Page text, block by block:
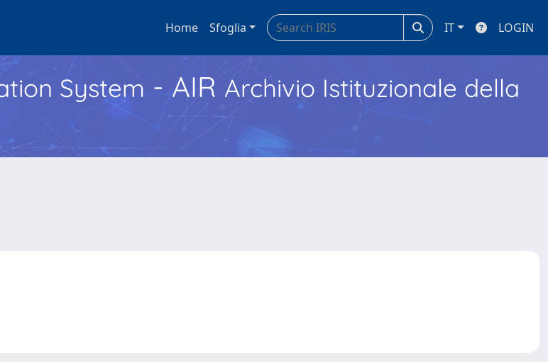
Home Sfoglia IT LOGIN
System - AIR Archivio Istituzionale della